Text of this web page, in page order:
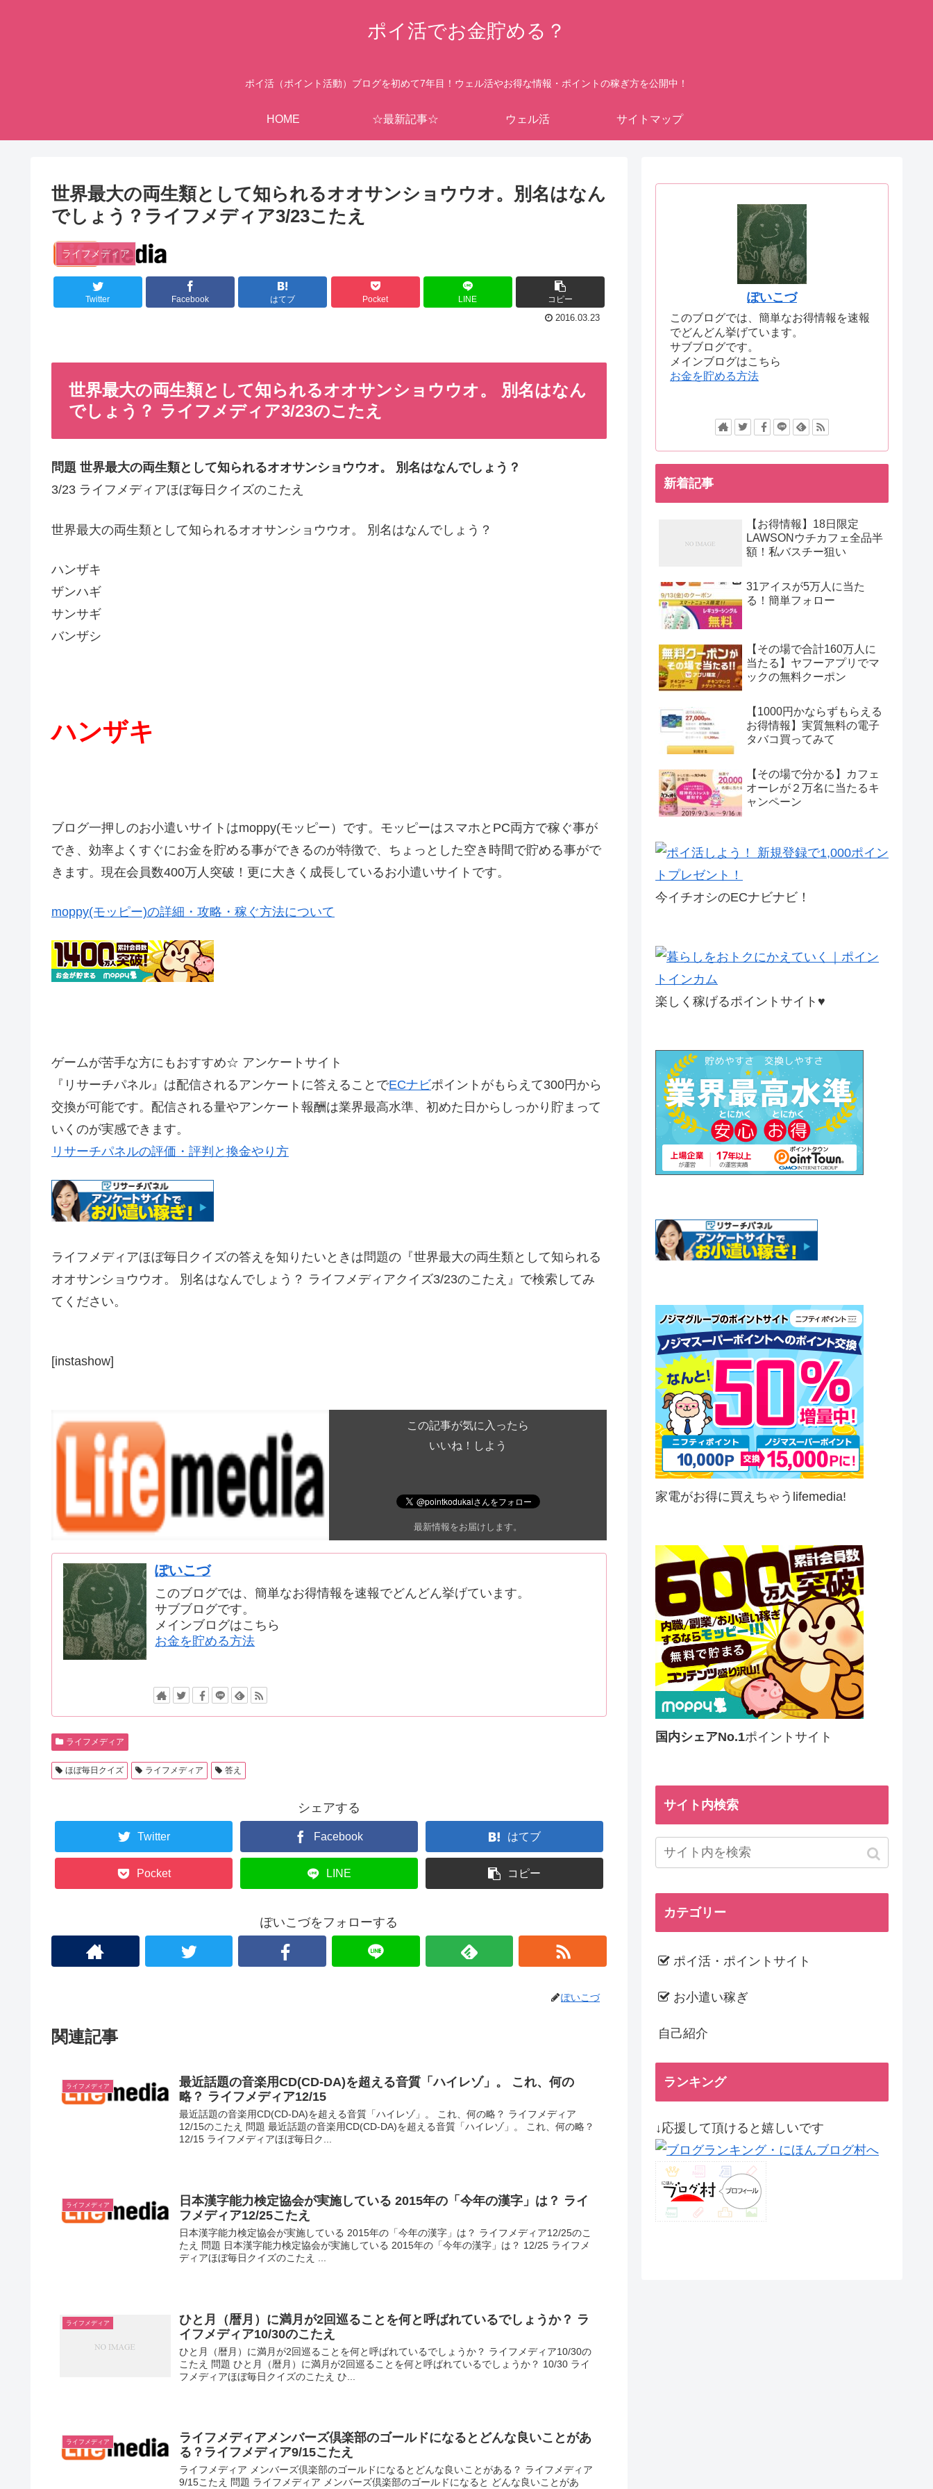
ポイ活でお金貯める？
ポイ活（ポイント活動）ブログを初めて7年目！ウェル活やお得な情報・ポイントの稼ぎ方を公開中！
HOME ☆最新記事☆ ウェル活 サイトマップ
世界最大の両生類として知られるオオサンショウウオ。別名はなん
でしょう？ライフメディア3/23こたえ
ライフメディア
Twitter Facebook はてブ Pocket LINE
コピー
2016.03.23
世界最大の両生類として知られるオオサンショウウオ。 別名はなん
でしょう？ ライフメディア3/23のこたえ
問題 世界最大の両生類として知られるオオサンショウウオ。 別名はなんでしょう？
3/23 ライフメディアほぼ毎日クイズのこたえ
世界最大の両生類として知られるオオサンショウウオ。 別名はなんでしょう？
ハンザキ
ザンハギ
サンサギ
バンザシ
ハンザキ
ブログ一押しのお小遣いサイトはmoppy(モッピー）です。モッピーはスマホとPC両方で稼ぐ事が
でき、効率よくすぐにお金を貯める事ができるのが特徴で、ちょっとした空き時間で貯める事がで
きます。現在会員数400万人突破！更に大きく成長しているお小遣いサイトです。
moppy(モッピー)の詳細・攻略・稼ぐ方法について
ゲームが苦手な方にもおすすめ☆ アンケートサイト
『リサーチパネル』は配信されるアンケートに答えることでECナビポイントがもらえて300円から
交換が可能です。配信される量やアンケート報酬は業界最高水準、初めた日からしっかり貯まって
いくのが実感できます。
リサーチパネルの評価・評判と換金やり方
ライフメディアほぼ毎日クイズの答えを知りたいときは問題の『世界最大の両生類として知られる
オオサンショウウオ。 別名はなんでしょう？ ライフメディアクイズ3/23のこたえ』で検索してみ
てください。
[instashow]
この記事が気に入ったら
いいね！しよう
最新情報をお届けします。
ぽいこづ
このブログでは、簡単なお得情報を速報でどんどん挙げています。
サブブログです。
メインブログはこちら
お金を貯める方法
ライフメディア
ほぼ毎日クイズ ライフメディア 答え
シェアする
Twitter Facebook はてブ
Pocket LINE コピー
ぽいこづをフォローする
ぽいこづ
関連記事
ライフメディア
最近話題の音楽用CD(CD-DA)を超える音質「ハイレゾ」。 これ、何の
略？ ライフメディア12/15
最近話題の音楽用CD(CD-DA)を超える音質「ハイレゾ」。 これ、何の略？ ライフメディア
12/15のこたえ 問題 最近話題の音楽用CD(CD-DA)を超える音質「ハイレゾ」。 これ、何の略？
12/15 ライフメディアほぼ毎日ク...
ライフメディア
日本漢字能力検定協会が実施している 2015年の「今年の漢字」は？ ライ
フメディア12/25こたえ
日本漢字能力検定協会が実施している 2015年の「今年の漢字」は？ ライフメディア12/25のこ
たえ 問題 日本漢字能力検定協会が実施している 2015年の「今年の漢字」は？ 12/25 ライフメ
ディアほぼ毎日クイズのこたえ ...
ライフメディア
ひと月（暦月）に満月が2回巡ることを何と呼ばれているでしょうか？ ラ
イフメディア10/30のこたえ
ひと月（暦月）に満月が2回巡ることを何と呼ばれているでしょうか？ ライフメディア10/30の
こたえ 問題 ひと月（暦月）に満月が2回巡ることを何と呼ばれているでしょうか？ 10/30 ライ
フメディアほぼ毎日クイズのこたえ ひ...
ライフメディア
ライフメディアメンバーズ倶楽部のゴールドになるとどんな良いことがあ
る？ライフメディア9/15こたえ
ライフメディア メンバーズ倶楽部のゴールドになるとどんな良いことがある？ ライフメディア
9/15こたえ 問題 ライフメディア メンバーズ倶楽部のゴールドになると どんな良いことがあ
ぽいこづ
このブログでは、簡単なお得情報を速報
でどんどん挙げています。
サブブログです。
メインブログはこちら
お金を貯める方法
新着記事
【お得情報】18日限定
LAWSONウチカフェ全品半
額！私バスチー狙い
31アイスが5万人に当た
る！簡単フォロー
【その場で合計160万人に
当たる】ヤフーアプリでマ
ックの無料クーポン
【1000円かならずもらえる
お得情報】実質無料の電子
タバコ買ってみて
【その場で分かる】カフェ
オーレが２万名に当たるキ
ャンペーン
今イチオシのECナビナビ！
楽しく稼げるポイントサイト♥
家電がお得に買えちゃうlifemedia!
国内シェアNo.1ポイントサイト
サイト内検索
カテゴリー
ポイ活・ポイントサイト
お小遣い稼ぎ
自己紹介
ランキング
↓応援して頂けると嬉しいです